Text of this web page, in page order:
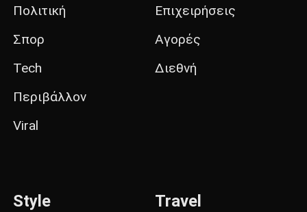
Πολιτική
Σπορ
Tech
Περιβάλλον
Viral
Επιχειρήσεις
Αγορές
Διεθνή
Style Travel